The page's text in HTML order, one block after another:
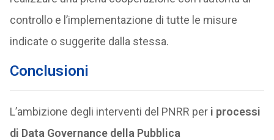
controllo e l’implementazione di tutte le misure
indicate o suggerite dalla stessa.
Conclusioni
L’ambizione degli interventi del PNRR peri processi
di Data Governance della Pubblica